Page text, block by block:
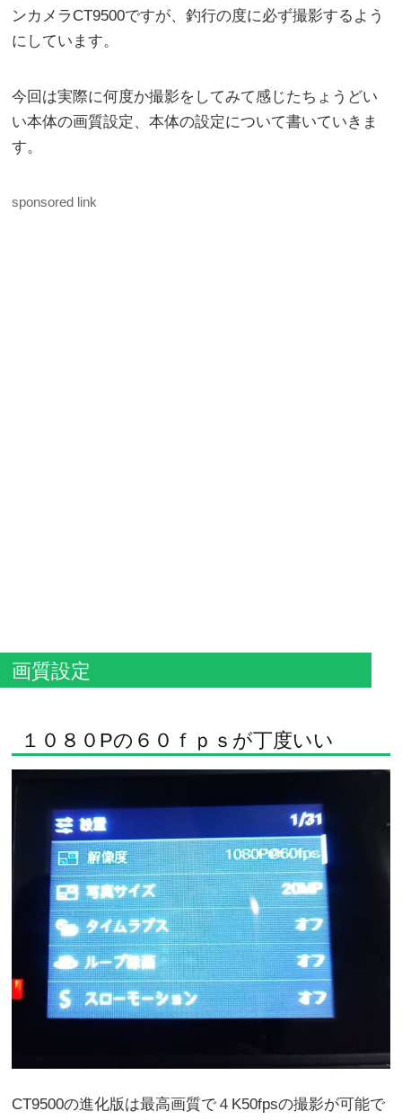
ンカメラCT9500ですが、釣行の度に必ず撮影するよう
にしています。
今回は実際に何度か撮影をしてみて感じたちょうどい
い本体の画質設定、本体の設定について書いていきま
す。
sponsored link
画質設定
１０８０Pの６０ｆｐｓが丁度いい
CT9500の進化版は最高画質で４K50fpsの撮影が可能で